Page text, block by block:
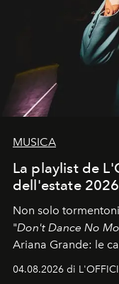
MUSICA
La playlist de
dell'estate 2026
Non solo
"Don't Dance No
Ariana Grande: le
colonna sonora
04.08.2026 di